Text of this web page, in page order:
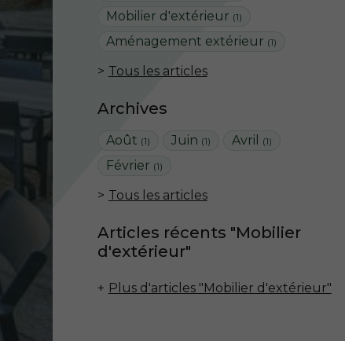
Mobilier d'extérieur (1)
Aménagement extérieur (1)
Tous les articles
Archives
Août (1) Juin (1) Avril (1)
Février (1)
Tous les articles
Articles récents "Mobilier
d'extérieur"
Plus d'articles "Mobilier d'extérieur"